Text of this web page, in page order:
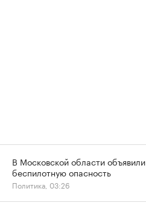
В Московской области объявили
беспилотную опасность
Политика, 03:26